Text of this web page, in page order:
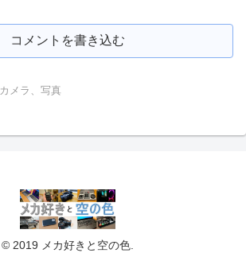
コメントを書き込む
カメラ、写真
© 2019 メカ好きと空の色.